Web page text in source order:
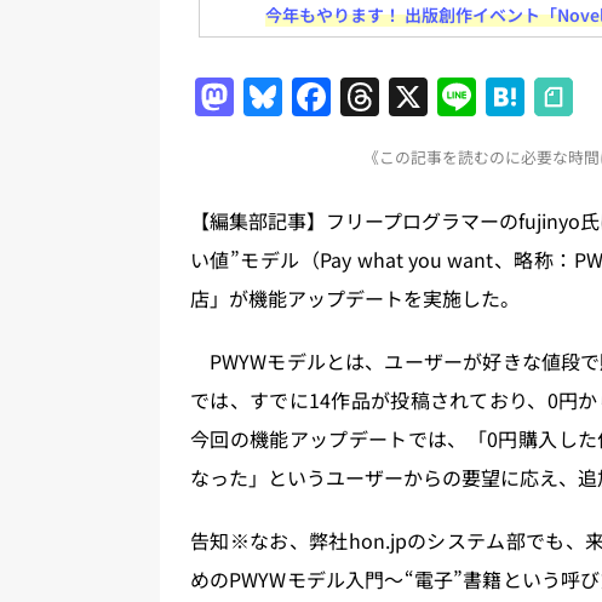
[ 2026年8月1日 ] 文科省、プログラミン
[ 2026年7月31日 ] HON.jp News Blogに
[ 2026年7月30日 ] ChatGPTが文体模
刊出版ニュースまとめ
[ 2026年8月7日 ] 週刊少年ジャンプの発
今年もやります！ 出版創作イベント「
M
o
d
o
Bl
s
k
y
F
e
b
o
k
T
re
a
d
s
X Li
n
e
H
at
e
n
a
《この記事を読むのに必要な時
【編集部記事】フリープログラマーのfujinyo
い値”モデル（Pay what you want、略称：
店」が機能アップデートを実施した。
PWYWモデルとは、ユーザーが好きな値段
では、すでに14作品が投稿されており、0円
今回の機能アップデートでは、「0円購入し
なった」というユーザーからの要望に応え、
告知※なお、弊社hon.jpのシステム部でも、
めのPWYWモデル入門〜“電子”書籍という呼